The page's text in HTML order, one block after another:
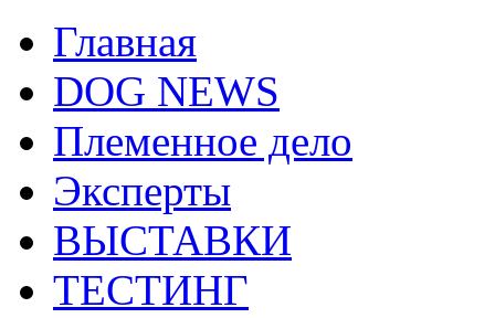
Главная
DOG NEWS
Племенное дело
Эксперты
ВЫСТАВКИ
ТЕСТИНГ